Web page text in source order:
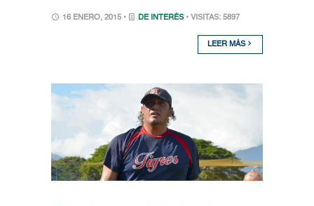
16 ENERO, 2015 • DE INTERÉS • VISITAS: 5897
LEER MÁS